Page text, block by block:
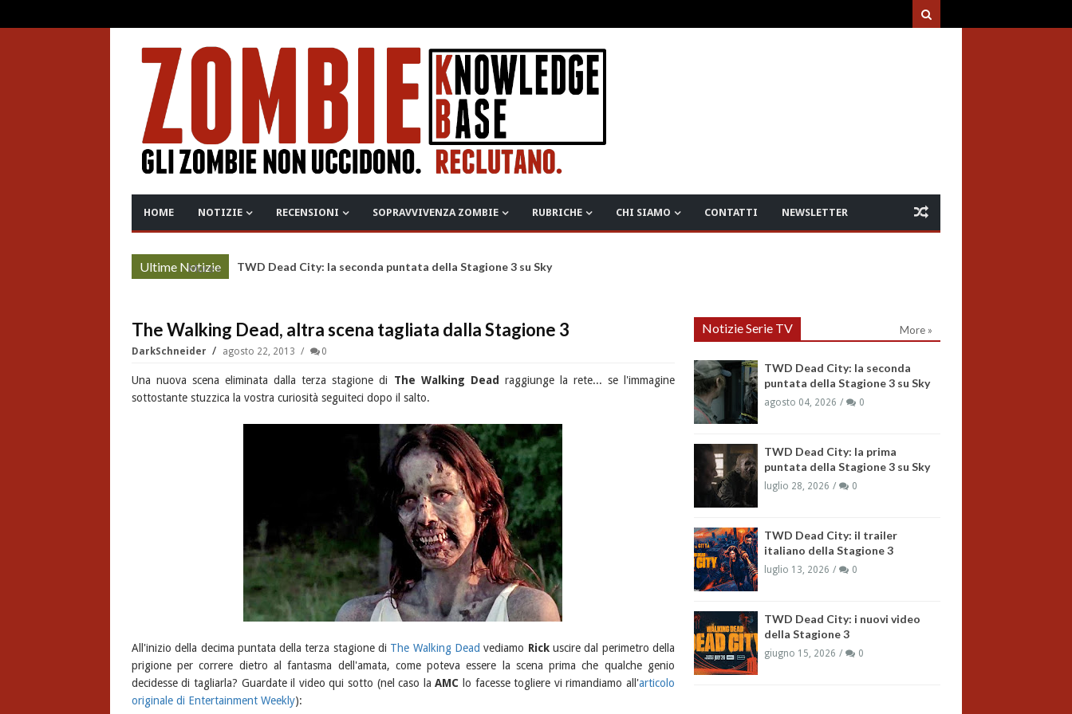
HOME NOTIZIE RECENSIONI SOPRAVVIVENZA ZOMBIE RUBRICHE CHI SIAMO CONTATTI NEWSLETTER
Ultime Notizie
More » TWD Dead City: la seconda puntata della Stagione 3 su Sky
The Walking Dead, altra scena tagliata dalla Stagione 3
DarkSchneider agosto 22, 2013 0
Una nuova scena eliminata dalla terza stagione di The Walking Dead
raggiunge la rete... se l'immagine
sottostante stuzzica la vostra curiosità seguiteci dopo il salto.
All'inizio della decima puntata della terza stagione di The Walking Dead vediamo Rickuscire dal perimetro della
prigione per correre dietro al fantasma dell'amata, come poteva essere la scena prima che qualche genio
decidesse di tagliarla? Guardate il video qui sotto (nel caso laAMC lo facesse togliere vi rimandiamo all'articolo
originale di Entertainment Weekly):
Notizie Serie TV More »
TWD Dead City: la seconda
puntata della Stagione 3 su Sky
agosto 04, 2026 0
TWD Dead City: la prima
puntata della Stagione 3 su Sky
luglio 28, 2026 0
TWD Dead City: il trailer
italiano della Stagione 3
luglio 13, 2026 0
TWD Dead City: i nuovi video
della Stagione 3
giugno 15, 2026 0